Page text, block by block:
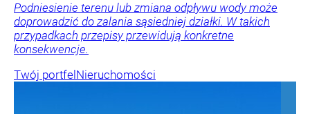
Podniesienie terenu lub zmiana odpływu wody może
doprowadzić do zalania sąsiedniej działki. W takich
przypadkach przepisy przewidują konkretne
konsekwencje.
Twój portfel Nieruchomości